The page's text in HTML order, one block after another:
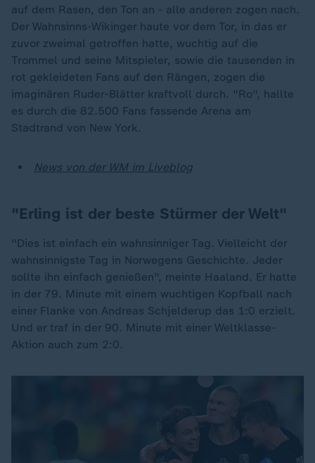
auf dem Rasen, den Ton an - alle anderen zogen nach.
Der Wahnsinns-Wikinger haute vor dem Tor, in das er
zuvor zweimal getroffen hatte, wuchtig auf die
Trommel und seine Mitspieler, sowie die tausenden in
rot gekleideten Fans auf den Rängen, zogen die
imaginären Ruder-Blätter kraftvoll durch. "Ro", hallte
es durch die 82.500 Fans fassende Arena am
Stadtrand von New York.
News von der WM im Liveblog
"Erling ist der beste Stürmer der Welt"
"Dies ist einfach ein wahnsinniger Tag. Vielleicht der
wahnsinnigste Tag in Norwegens Geschichte. Jeder
sollte ihn einfach genießen", meinte Haaland. Er hatte
in der 79. Minute mit einem wuchtigen Kopfball nach
einer Flanke von Andreas Schjelderup das 1:0 erzielt.
Und er traf in der 90. Minute mit einer Weltklasse-
Aktion auch zum 2:0.